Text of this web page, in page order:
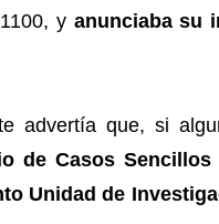
y anunciaba su
advertía que, si
de Casos
Unidad de